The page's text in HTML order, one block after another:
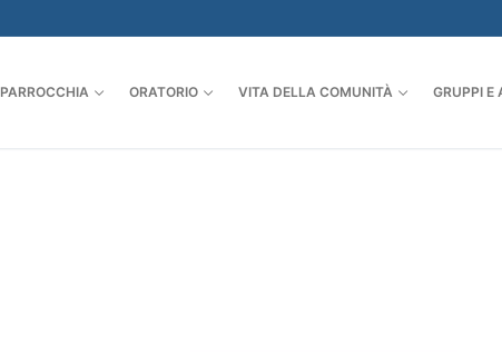
PARROCCHIA ORATORIO VITA DELLA COMUNITÀ GRUPPI E